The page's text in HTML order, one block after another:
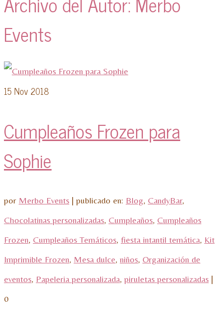
Events
15 Nov 2018
Cumpleaños Frozen para
Sophie
por Merbo Events | publicado en: Blog, CandyBar,
Chocolatinas personalizadas, Cumpleaños, Cumpleaños
Frozen, Cumpleaños Temáticos, fiesta intantil temática, Kit
Imprimible Frozen, Mesa dulce, niños, Organización de
eventos, Papeleria personalizada, piruletas personalizadas |
0